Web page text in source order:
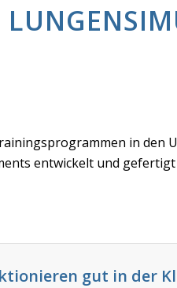
in den
entwickelt und
gut in der